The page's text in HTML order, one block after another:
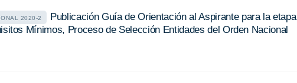
2020-2
Publicación Guía de Orientación al Aspirante para la etapa
Mínimos, Proceso de Selección Entidades del Orden Nacional